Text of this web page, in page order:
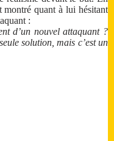
montré quant à lui hésitant
:
d’un nouvel attaquant ?
solution, mais c’est un